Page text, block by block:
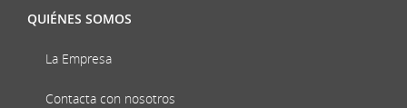
QUIÉNES SOMOS
La Empresa
Contacta con nosotros